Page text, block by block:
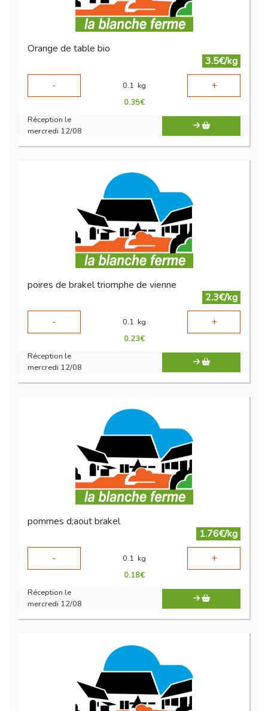
Orange de table bio
3.5€/kg
-
0.1 kg +
0.35€
Réception le
mercredi 12/08
poires de brakel triomphe de vienne
2.3€/kg
-
0.1 kg +
0.23€
Réception le
mercredi 12/08
pommes d;aout brakel
1.76€/kg
-
0.1 kg +
0.18€
Réception le
mercredi 12/08